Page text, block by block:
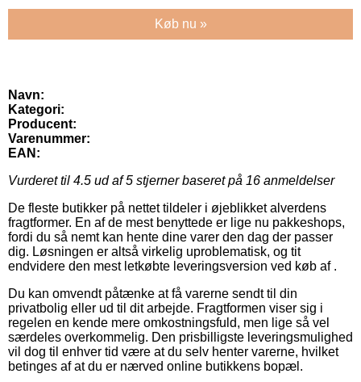
Køb nu »
Navn:
Kategori:
Producent:
Varenummer:
EAN:
Vurderet til 4.5 ud af 5 stjerner baseret på 16 anmeldelser
De fleste butikker på nettet tildeler i øjeblikket alverdens
fragtformer. En af de mest benyttede er lige nu pakkeshops,
fordi du så nemt kan hente dine varer den dag der passer
dig. Løsningen er altså virkelig uproblematisk, og tit
endvidere den mest letkøbte leveringsversion ved køb af .
Du kan omvendt påtænke at få varerne sendt til din
privatbolig eller ud til dit arbejde. Fragtformen viser sig i
regelen en kende mere omkostningsfuld, men lige så vel
særdeles overkommelig. Den prisbilligste leveringsmulighed
vil dog til enhver tid være at du selv henter varerne, hvilket
betinges af at du er nærved online butikkens bopæl.